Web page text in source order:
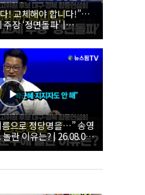
! 교체해야 합니다!”…
장 ‘정면돌파’ |
당대표·최고위원 후
회
으로 정당명을…” 송영
란 이유는? | 26.08.09
최고위원 후보 대구·경